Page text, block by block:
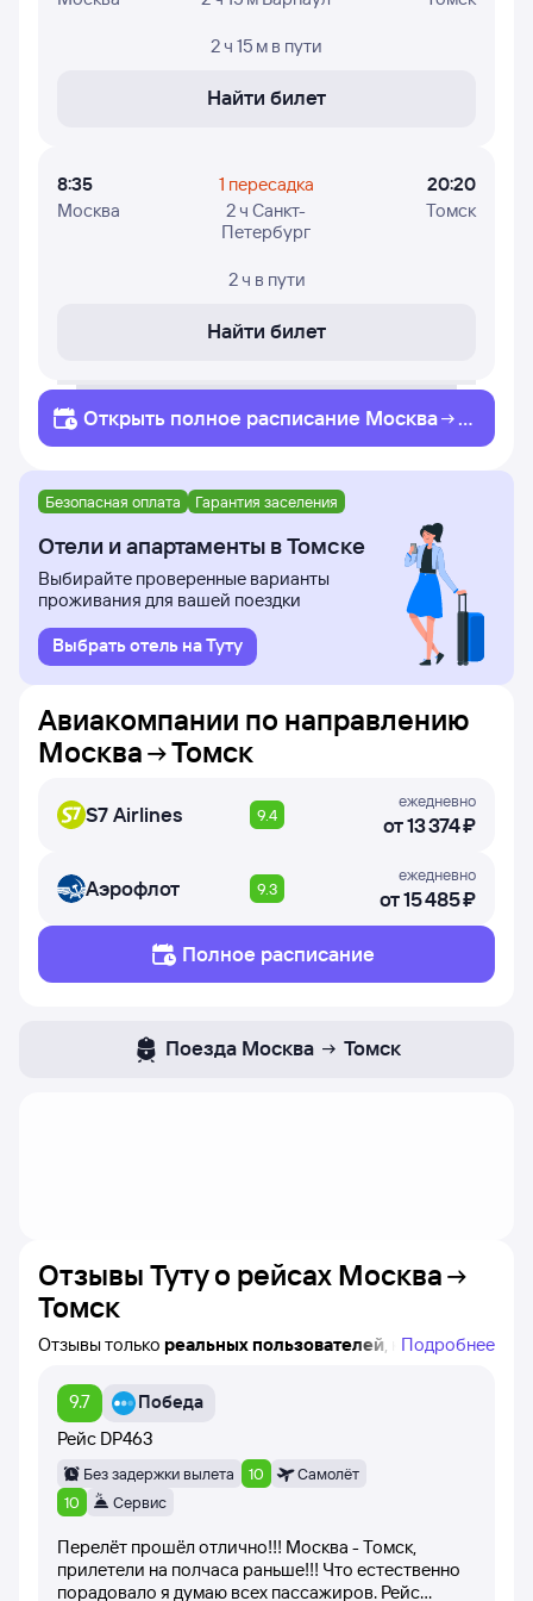
2 ч 15 м в пути
Найти билет
8:35
Москва
1 пересадка
2 ч Санкт-
Петербург
20:20
Томск
2 ч в пути
Найти билет
Открыть полное расписание Москва
Т
омск
Безопасная оплата Гарантия заселения
Отели и апартаменты в Томске
Выбирайте проверенные варианты
проживания для вашей поездки
Выбрать отель на Туту
Авиакомпании по направлению
Москва
Томск
S7 Airlines 9.4
ежедневно
от13 ⁠374 ⁠₽
Аэрофлот 9.3
ежедневно
от15 ⁠485 ⁠₽
Полное расписание
Поезда Москва Томск
Отзывы Туту о рейсах Москва
Томск
Отзывы только реальных пользователей, которые
Туту!
Вы можете увидеть авиакомпанию, время вылета
и название конкретного рейса, а также дату написания
При написании отзывов клиенты оценивают рейс
вежливость персонала, питание на борту самолёта).
Все посетители сайта имеют возможность оценить
Подробнее
9.7
Победа
Рейс DP463
Без задержки вылета 10
Самолёт
10
Сервис
Перелёт прошёл отлично!!! Москва - Томск,
прилетели на полчаса раньше!!! Что естественно
порадовало я думаю всех пассажиров. Рейс